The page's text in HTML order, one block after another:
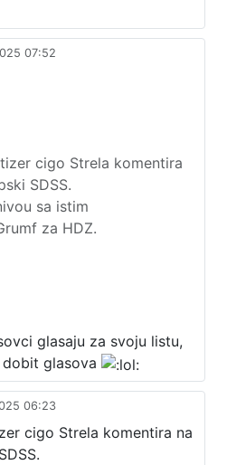
07:52
cigo Strela komentira
SDSS.
sa istim
za HDZ.
glasaju za svoju listu,
glasova
06:23
cigo Strela komentira na